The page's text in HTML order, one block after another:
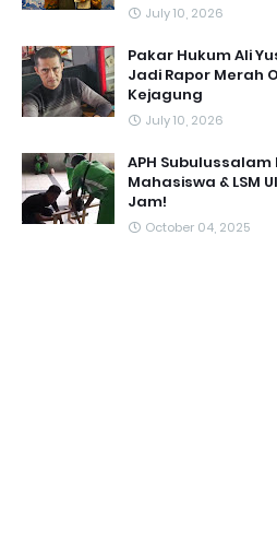
July 10, 2026
Pakar Hukum Ali
Jadi Rapor Merah
Kejagung
July 10, 2026
APH
Mahasiswa & LSM
Jam!
October 04, 2025